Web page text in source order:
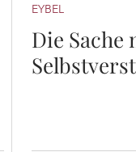
EYBEL
Die Sache